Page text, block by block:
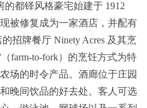
的都铎风格豪宅始建于 1912
被修复成为一家酒店，并配有
招牌餐厅 Ninety Acres 及其烹
farm-to-fork）的烹饪方式为特
场的时令产品。酒廊位于庄园
晚间饮品的好去处。客人可选